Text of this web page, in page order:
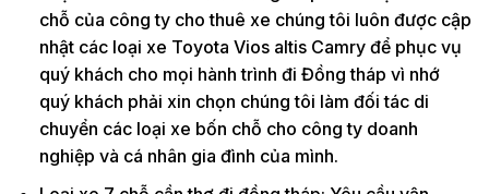
chỗ của công ty cho thuê xe chúng tôi luôn được cập
nhật các loại xe Toyota Vios altis Camry để phục vụ
quý khách cho mọi hành trình đi Đồng tháp vì nhớ
quý khách phải xin chọn chúng tôi làm đối tác di
chuyển các loại xe bốn chỗ cho công ty doanh
nghiệp và cá nhân gia đình của mình.